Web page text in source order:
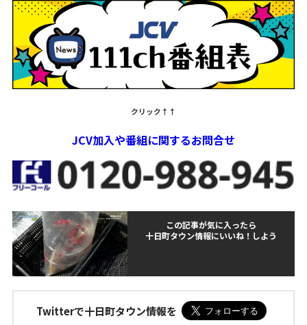
クリック↑↑
JCV加入や番組に関するお問合せ
この記事が気に入ったら
十日町タウン情報にいいね！しよう
Twitterで十日町タウン情報を